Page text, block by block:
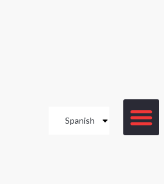
Spanish